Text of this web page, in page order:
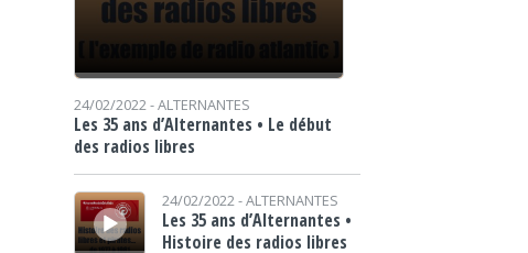
24/02/2022 -ALTERNANTES
Les 35 ans d’Alternantes • Le début
des radios libres
Lecteur audio
24/02/2022 -ALTERNANTES
Les 35 ans d’Alternantes •
Histoire des radios libres